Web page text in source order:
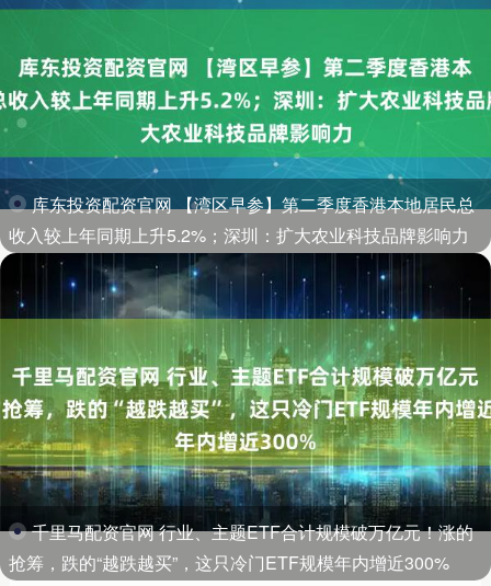
库东投资配资官网 【湾区早参】第二季度香港本地居民总
收入较上年同期上升5.2%；深圳：扩大农业科技品牌影响力
千里马配资官网 行业、主题ETF合计规模破万亿元！涨的
抢筹，跌的“越跌越买”，这只冷门ETF规模年内增近300%